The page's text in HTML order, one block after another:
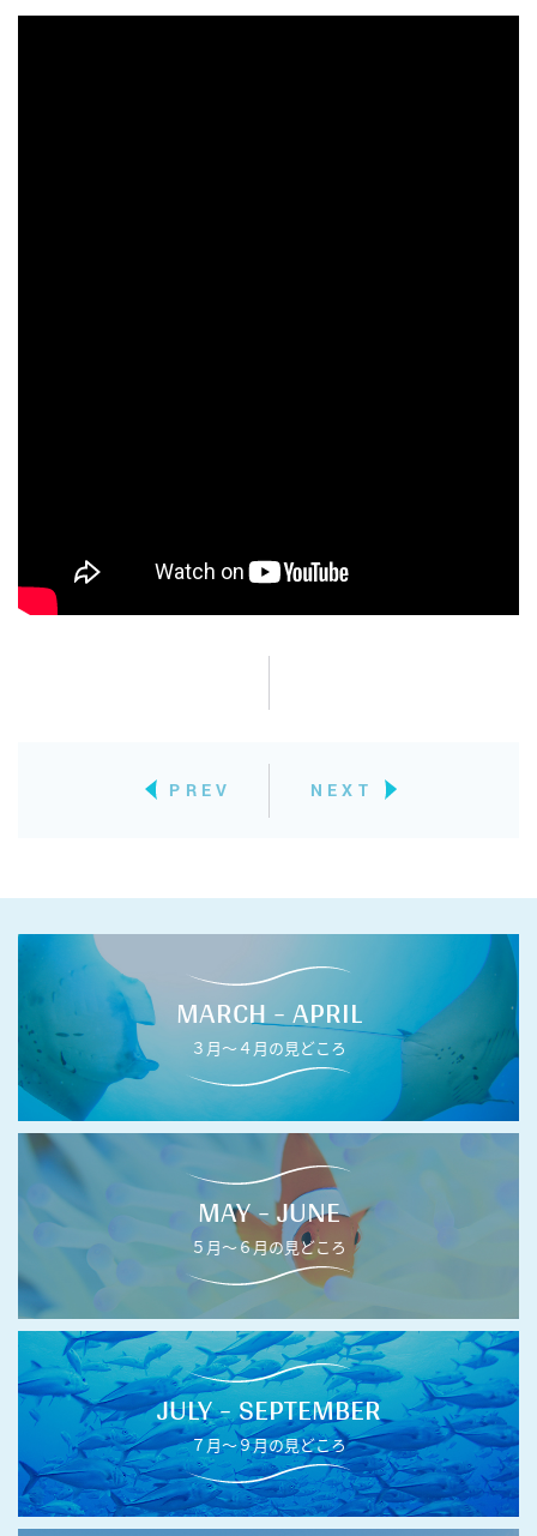
PREV NEXT
MARCH - APRIL
３月〜４月の見どころ
MAY - JUNE
５月〜６月の見どころ
JULY - SEPTEMBER
７月〜９月の見どころ